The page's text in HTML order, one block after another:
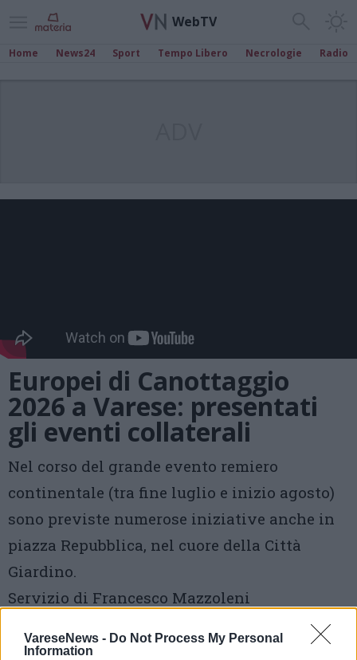
VareseNews - Do Not Process My Personal
Information
WebTV
Home News24 Sport Tempo Libero Necrologie Radio
Europei di Canottaggio
2026 a Varese: presentati
gli eventi collaterali
Nel corso del grande evento remiero
continentale (tra fine luglio e inizio agosto)
sono previste numerose iniziative anche in
piazza Repubblica, nel cuore della Città
Giardino.
Servizio di Francesco Mazzoleni
Damiano Franzetti 03 Giugno 2026 -